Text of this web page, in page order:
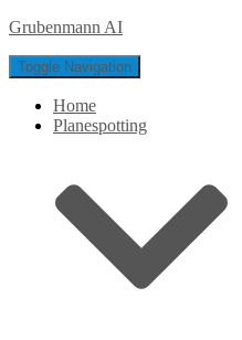
Grubenmann AI
Toggle Navigation
Home
Planespotting